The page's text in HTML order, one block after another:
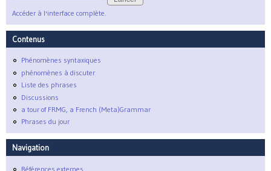
Accéder à l'interface complète.
Contenus
Phénomènes syntaxiques
phénomènes à discuter
Liste des phrases
Discussions
a tour of FRMG, a French (Meta)Grammar
Phrases du jour
Navigation
Références externes